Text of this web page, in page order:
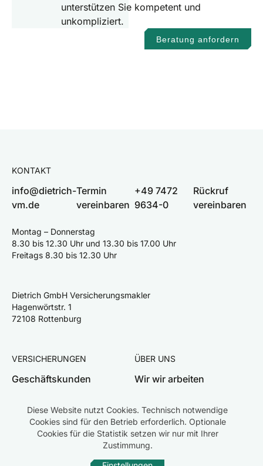
unterstützen Sie kompetent und
unkompliziert.
Beratung anfordern
KONTAKT
info@dietrich-
vm.de
Termin
vereinbaren
+49 7472
9634-0
Rückruf
vereinbaren
Montag – Donnerstag
8.30 bis 12.30 Uhr und 13.30 bis 17.00 Uhr
Freitags 8.30 bis 12.30 Uhr
Dietrich GmbH Versicherungsmakler
Hagenwörtstr. 1
72108 Rottenburg
VERSICHERUNGEN
Geschäftskunden
Schaden melden
ÜBER UNS
Wir wir arbeiten
Karriere
Diese Website nutzt Cookies. Technisch notwendige
Cookies sind für den Betrieb erforderlich. Optionale
Cookies für die Statistik setzen wir nur mit Ihrer
Zustimmung.